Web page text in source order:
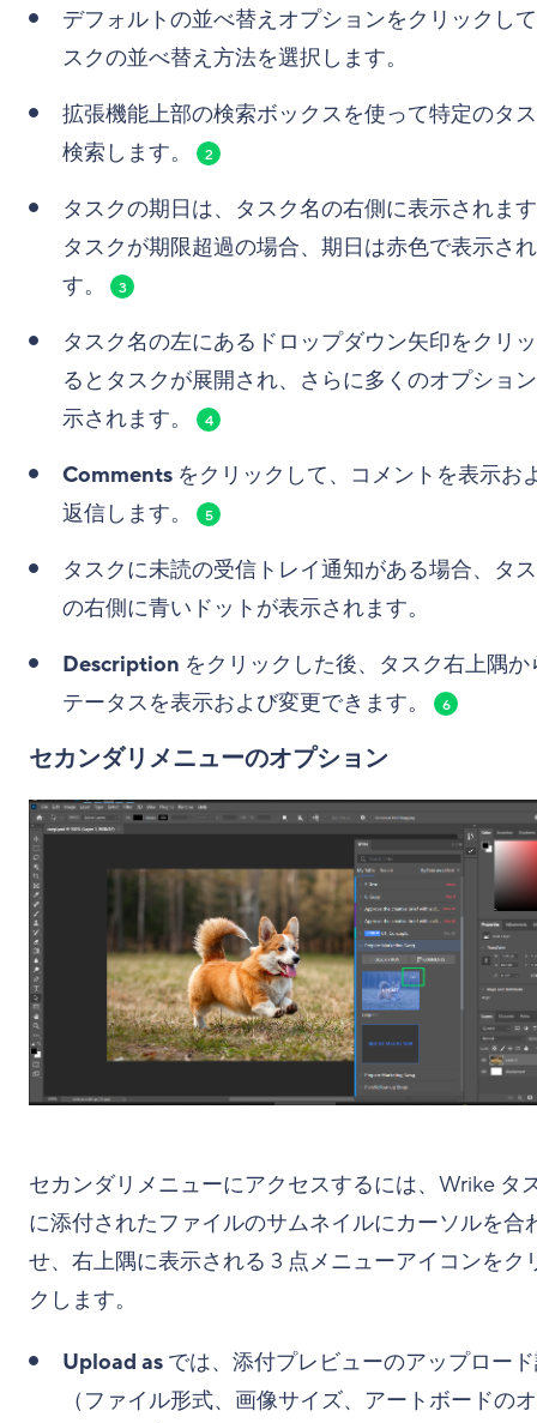
デフォルトの並べ替えオプションをクリックし
スクの並べ替え方法を選択します。
拡張機能上部の検索ボックスを使って特定のタ
検索します。
2
タスクの期日は、タスク名の右側に表示されま
タスクが期限超過の場合、期日は赤色で表示さ
す。
3
タスク名の左にあるドロップダウン矢印をクリ
るとタスクが展開され、さらに多くのオプショ
示されます。
4
Comments をクリックして、コメントを表示お
返信します。
5
タスクに未読の受信トレイ通知がある場合、タ
の右側に青いドットが表示されます。
Description をクリックした後、タスク右上隅か
テータスを表示および変更できます。
6
セカンダリメニューのオプション
セカンダリメニューにアクセスするには、Wrike タ
に添付されたファイルのサムネイルにカーソルを合
せ、右上隅に表示される 3 点メニューアイコンをク
クします。
Upload as では、添付プレビューのアップロー
（ファイル形式、画像サイズ、アートボードの